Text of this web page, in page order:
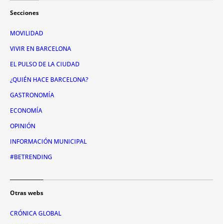
Secciones
MOVILIDAD
VIVIR EN BARCELONA
EL PULSO DE LA CIUDAD
¿QUIÉN HACE BARCELONA?
GASTRONOMÍA
ECONOMÍA
OPINIÓN
INFORMACIÓN MUNICIPAL
#BETRENDING
Otras webs
CRÓNICA GLOBAL